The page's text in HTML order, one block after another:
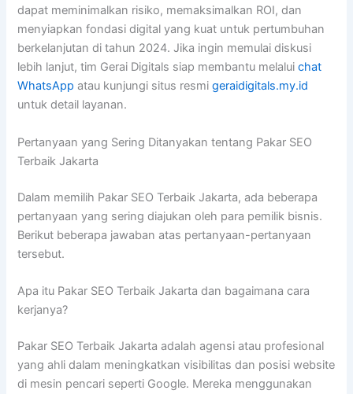
dapat meminimalkan risiko, memaksimalkan ROI, dan
menyiapkan fondasi digital yang kuat untuk pertumbuhan
berkelanjutan di tahun 2024. Jika ingin memulai diskusi
lebih lanjut, tim Gerai Digitals siap membantu melaluichat
WhatsApp atau kunjungi situs resmigeraidigitals.my.id
untuk detail layanan.
Pertanyaan yang Sering Ditanyakan tentang Pakar SEO
Terbaik Jakarta
Dalam memilih Pakar SEO Terbaik Jakarta, ada beberapa
pertanyaan yang sering diajukan oleh para pemilik bisnis.
Berikut beberapa jawaban atas pertanyaan-pertanyaan
tersebut.
Apa itu Pakar SEO Terbaik Jakarta dan bagaimana cara
kerjanya?
Pakar SEO Terbaik Jakarta adalah agensi atau profesional
yang ahli dalam meningkatkan visibilitas dan posisi website
di mesin pencari seperti Google. Mereka menggunakan